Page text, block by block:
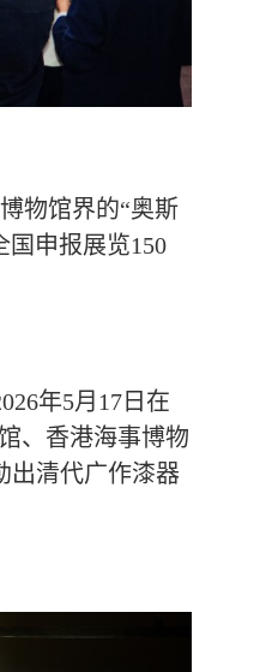
物馆界的“奥斯
申报展览150
年5月17日在
、香港海事博物
出清代广作漆器